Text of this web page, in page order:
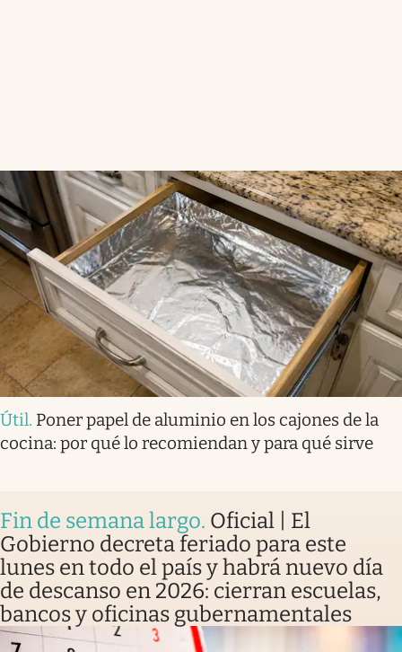
Útil. Poner papel de aluminio en los cajones de la
cocina: por qué lo recomiendan y para qué sirve
Fin de semana largo. Oficial | El
Gobierno decreta feriado para este
lunes en todo el país y habrá nuevo día
de descanso en 2026: cierran escuelas,
bancos y oficinas gubernamentales